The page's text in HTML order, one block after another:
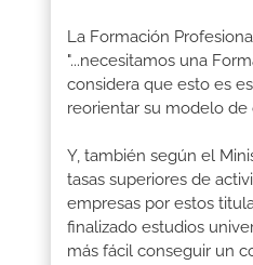
La Formación
"...necesitamos una
considera que esto es
reorientar su modelo de
Y, también según el
tasas superiores de
empresas por estos
finalizado estudios
más fácil conseguir un